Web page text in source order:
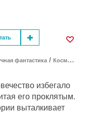
фантастика / Космическая фантастика
избегало
его проклятым.
выталкивает